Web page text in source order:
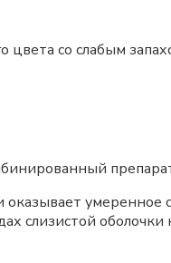
цвета со слабым
умеренное
слизистой оболочки